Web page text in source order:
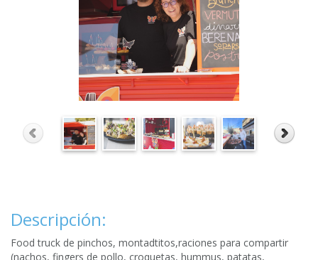
Descripción:
Food truck de pinchos, montadtitos,raciones para compartir
(nachos, fingers de pollo, croquetas, hummus, patatas,